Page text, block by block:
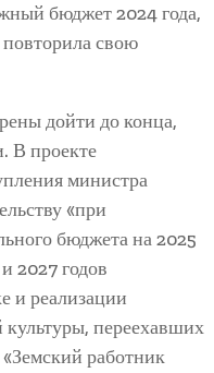
бюджет 2024 года,
свою
дойти до конца,
В проекте
министра
«при
бюджета на 2025
2027 годов
и реализации
переехавших
«Земский работник